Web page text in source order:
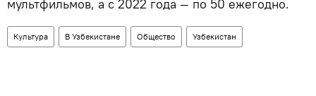
мультфильмов, а с 2022 года — по 50 ежегодно.
Культура В Узбекистане Общество Узбекистан